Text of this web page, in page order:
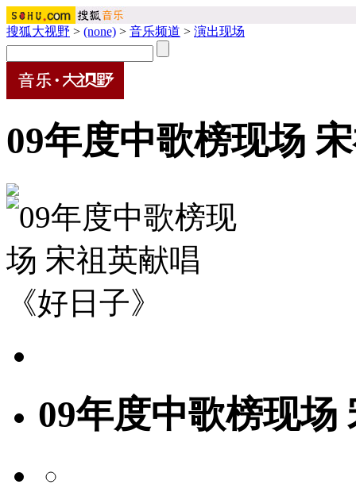
搜狐大视野 > (none) > 音乐频道 > 演出现场
09年度中歌榜现场
09年度中歌榜现场